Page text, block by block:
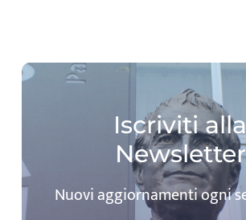
Iscriviti alla
Newsletter
Nuovi aggiornamenti ogni